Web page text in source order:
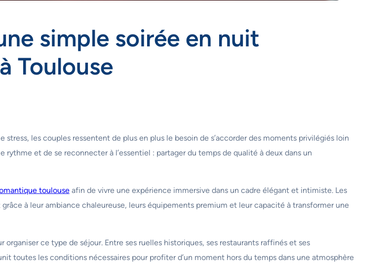
simple soirée en nuit
Toulouse
les couples ressentent de plus en plus le besoin de s’accorder des moments privilégiés loin
et de se reconnecter à l’essentiel : partager du temps de qualité à deux dans un
toulouseafin de vivre une expérience immersive dans un cadre élégant et intimiste. Les
à leur ambiance chaleureuse, leurs équipements premium et leur capacité à transformer une
ce type de séjour. Entre ses ruelles historiques, ses restaurants raffinés et ses
toutes les conditions nécessaires pour profiter d’un moment hors du temps dans une atmosphère